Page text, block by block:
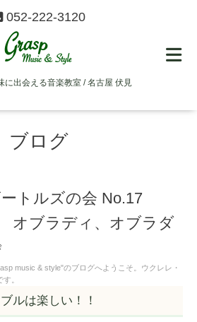
052-222-3120
に出会える音楽教室 / 名古屋 伏見
ブログ
トルズの会 No.17
オブラディ、オブラダ
music & style"のブログへようこそ。ウクレレ・
。
ルは楽しい！！